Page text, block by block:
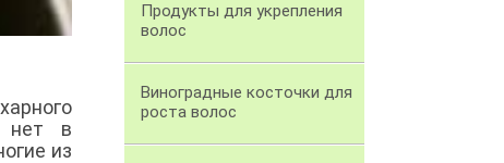
нет в
из
Продукты для укрепления
волос
Виноградные косточки для
роста волос